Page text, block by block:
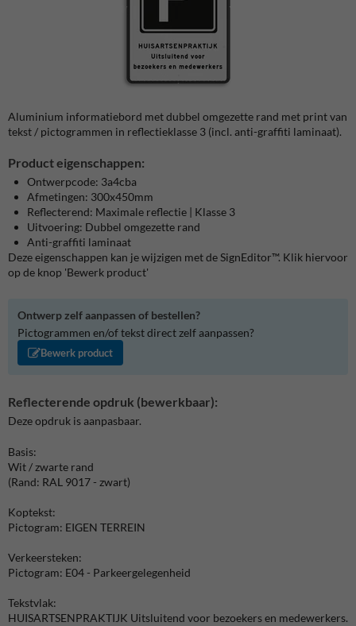
Aluminium informatiebord met dubbel omgezette rand met print van
tekst / pictogrammen in reflectieklasse 3 (incl. anti-graffiti laminaat).
Product eigenschappen:
Ontwerpcode: 3a4cba
Afmetingen: 300x450mm
Reflecterend: Maximale reflectie | Klasse 3
Uitvoering: Dubbel omgezette rand
Anti-graffiti laminaat
Deze eigenschappen kan je wijzigen met de SignEditor™. Klik hiervoor
op de knop 'Bewerk product'
Ontwerp zelf aanpassen of bestellen?
Pictogrammen en/of tekst direct zelf aanpassen?
Bewerk product
Reflecterende opdruk (bewerkbaar):
Deze opdruk is aanpasbaar.
Basis:
Wit / zwarte rand
(Rand: RAL 9017 - zwart)
Koptekst:
Pictogram: EIGEN TERREIN
Verkeersteken:
Pictogram: E04 - Parkeergelegenheid
Tekstvlak:
HUISARTSENPRAKTIJK Uitsluitend voor bezoekers en medewerkers.